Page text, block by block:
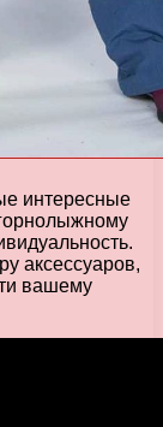
интересные
аксессуаров,
вашему